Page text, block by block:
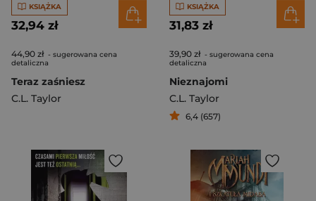
KSIĄŻKA
32,94 zł
44,90 zł - sugerowana cena
detaliczna
Teraz zaśniesz
C.L. Taylor
KSIĄŻKA
31,83 zł
39,90 zł - sugerowana cena
detaliczna
Nieznajomi
C.L. Taylor
6,4 (657)